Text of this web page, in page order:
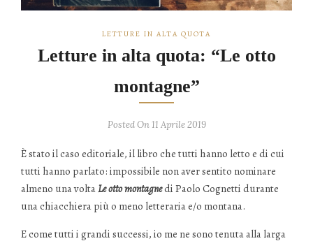
LETTURE IN ALTA QUOTA
Letture in alta quota: “Le otto
montagne”
Posted On 11 Aprile 2019
È stato il caso editoriale, il libro che tutti hanno letto e di cui
tutti hanno parlato: impossibile non aver sentito nominare
almeno una voltaLe otto montagnedi Paolo Cognetti durante
una chiacchiera più o meno letteraria e/o montana.
E come tutti i grandi successi, io me ne sono tenuta alla larga